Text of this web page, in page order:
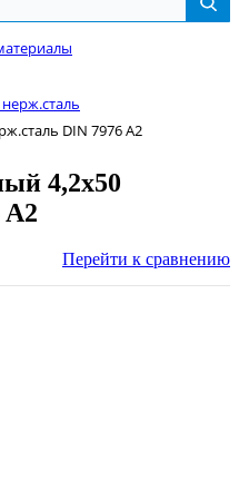
DIN 7976 A2
4,2х50
A2
Перейти к сравнению